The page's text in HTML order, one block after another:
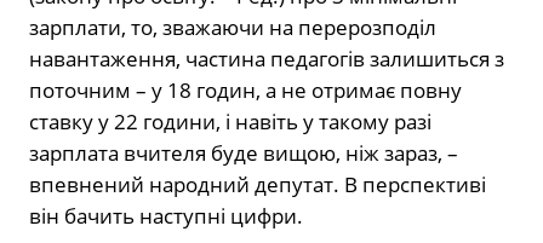
зарплати, то, зважаючи на перерозподіл
навантаження, частина педагогів залишиться з
поточним – у 18 годин, а не отримає повну
ставку у 22 години, і навіть у такому разі
зарплата вчителя буде вищою, ніж зараз, –
впевнений народний депутат. В перспективі
він бачить наступні цифри.